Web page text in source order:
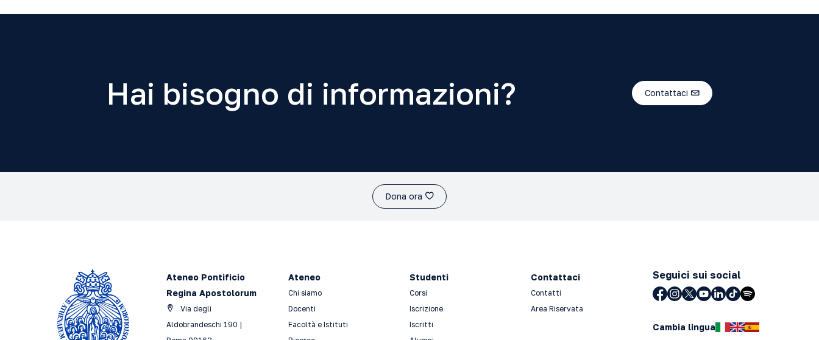
Hai bisogno di informazioni? Contattaci
Dona ora
Ateneo Pontificio
Regina Apostolorum
Via degli
Aldobrandeschi 190 |
Ateneo
Chi siamo
Docenti
Facoltà e Istituti
Studenti
Corsi
Iscrizione
Iscritti
Contattaci
Contatti
Area Riservata
Seguici sui social
Cambia lingua